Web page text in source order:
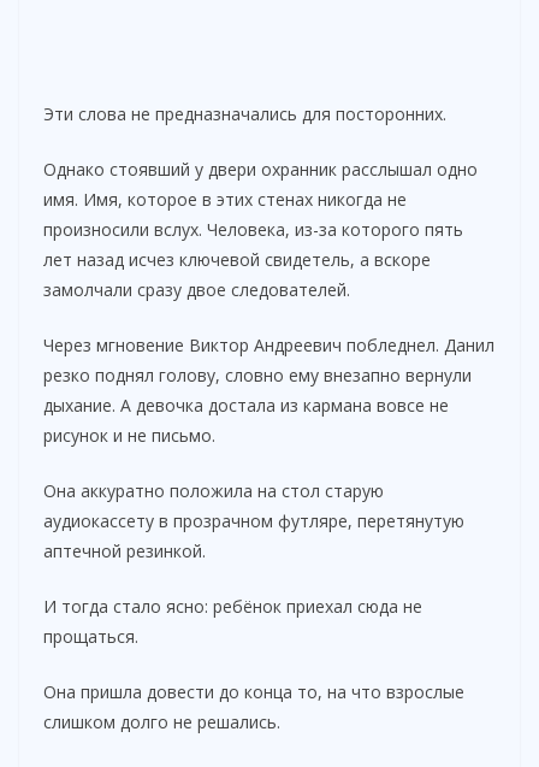
Эти слова не предназначались для посторонних.
Однако стоявший у двери охранник расслышал одно
имя. Имя, которое в этих стенах никогда не
произносили вслух. Человека, из-за которого пять
лет назад исчез ключевой свидетель, а вскоре
замолчали сразу двое следователей.
Через мгновение Виктор Андреевич побледнел. Данил
резко поднял голову, словно ему внезапно вернули
дыхание. А девочка достала из кармана вовсе не
рисунок и не письмо.
Она аккуратно положила на стол старую
аудиокассету в прозрачном футляре, перетянутую
аптечной резинкой.
И тогда стало ясно: ребёнок приехал сюда не
прощаться.
Она пришла довести до конца то, на что взрослые
слишком долго не решались.